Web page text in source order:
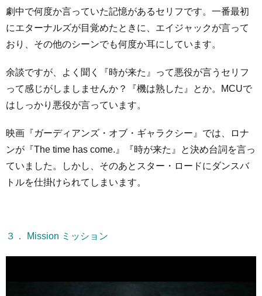
劇中で何度か言っていた記憶があるセリフです。一番最初
にエターナルズが目覚めたときに、エイジャックが言って
おり、その他のシーンでも何度か耳にしています。
余談ですが、よく聞く『時が来た』って悪役が言うセリフ
って感じがしましませんか？『機は熟した』とか。MCUで
はしっかり悪役が言っています。
映画『ガーディアンズ・オブ・ギャラクシー』では、ロナ
ンが『The time has come.』『時が来た』と決め台詞を言っ
ていました。しかし、そのあとスター・ロードにダンスバ
トルを仕掛けられてしまいます。
３． Mission ミッション